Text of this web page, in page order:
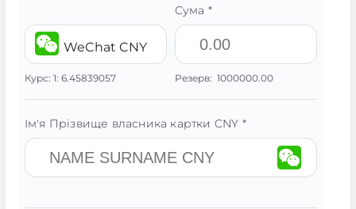
WeChat CNY
Курс: 1: 6.45839057
Сума *
Резерв: 1000000.00
Ім'я Прізвище власника картки CNY *